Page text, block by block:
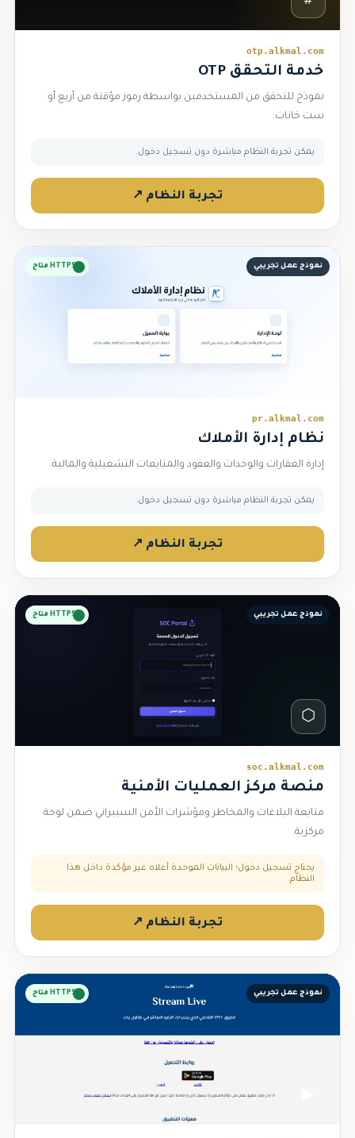
otp.alkmal.com
خدمة التحقق OTP
نموذج للتحقق من المستخدمين بواسطة رموز مؤقتة من أربع أو
ست خانات.
يمكن تجربة النظام مباشرة دون تسجيل دخول.
تجربة النظام ↗
نموذج عمل تجريبي HTTPS متاح
pr.alkmal.com
نظام إدارة الأملاك
إدارة العقارات والوحدات والعقود والمتابعات التشغيلية والمالية.
يمكن تجربة النظام مباشرة دون تسجيل دخول.
تجربة النظام ↗
نموذج عمل تجريبي HTTPS متاح
⬡
soc.alkmal.com
منصة مركز العمليات الأمنية
متابعة البلاغات والمخاطر ومؤشرات الأمن السيبراني ضمن لوحة
مركزية.
يحتاج تسجيل دخول؛ البيانات الموحدة أعلاه غير مؤكدة داخل هذا
النظام.
تجربة النظام ↗
نموذج عمل تجريبي HTTPS متاح